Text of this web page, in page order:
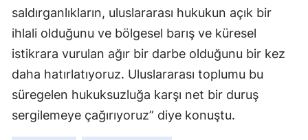
saldırganlıkların, uluslararası hukukun açık bir
ihlali olduğunu ve bölgesel barış ve küresel
istikrara vurulan ağır bir darbe olduğunu bir kez
daha hatırlatıyoruz. Uluslararası toplumu bu
süregelen hukuksuzluğa karşı net bir duruş
sergilemeye çağırıyoruz” diye konuştu.